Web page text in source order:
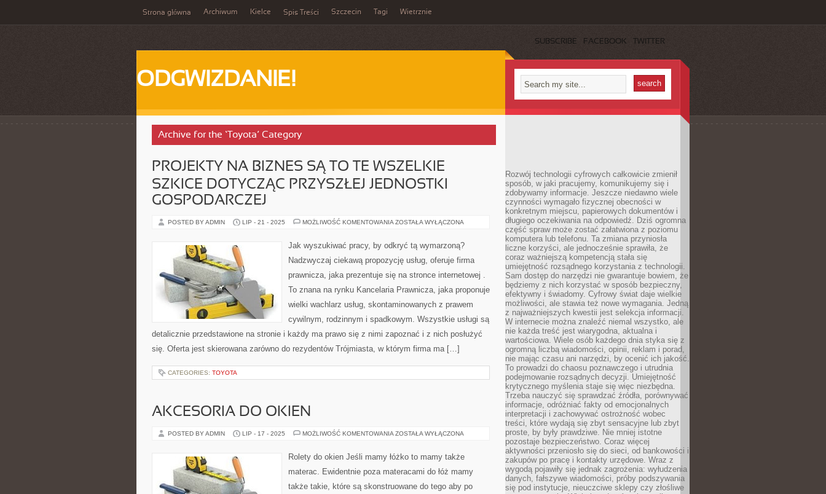
Strona główna Archiwum Kielce Spis Treści Szczecin Tagi Wietrznie
SUBSCRIBE FACEBOOK TWITTER
ODGWIZDANIE!
Archive for the ‘Toyota’ Category
PROJEKTY NA BIZNES SĄ TO TE WSZELKIE
SZKICE DOTYCZĄC PRZYSZŁEJ JEDNOSTKI
GOSPODARCZEJ
POSTED BY ADMIN LIP - 21 - 2025 MOŻLIWOŚĆ KOMENTOWANIA PROJEKTY
TO
WSZELKIE
DOTYCZĄC
JEDNOSTKI
GOSPODARCZEJ
ZOSTAŁA WYŁĄCZONA
Jak wyszukiwać pracy, by odkryć tą wymarzoną?
Nadzwyczaj ciekawą propozycję usług, oferuje firma
prawnicza, jaka prezentuje się na stronce internetowej .
To znana na rynku Kancelaria Prawnicza, jaka proponuje
wielki wachlarz usług, skontaminowanych z prawem
cywilnym, rodzinnym i spadkowym. Wszystkie usługi są
detalicznie przedstawione na stronie i każdy ma prawo się z nimi zapoznać i z nich posłużyć
się. Oferta jest skierowana zarówno do rezydentów Trójmiasta, w którym firma ma […]
CATEGORIES: TOYOTA
AKCESORIA DO OKIEN
POSTED BY ADMIN LIP - 17 - 2025 MOŻLIWOŚĆ KOMENTOWANIA AKCESORIA
ZOSTAŁA WYŁĄCZONA
Rolety do okien Jeśli mamy łóżko to mamy także
materac. Ewidentnie poza materacami do łóż mamy
także takie, które są skonstruowane do tego aby po
Rozwój technologii cyfrowych całkowicie zmienił
sposób, w jaki pracujemy, komunikujemy się i
zdobywamy informacje. Jeszcze niedawno wiele
czynności wymagało fizycznej obecności w
konkretnym miejscu, papierowych dokumentów i
długiego oczekiwania na odpowiedź. Dziś ogromna
część spraw może zostać załatwiona z poziomu
komputera lub telefonu. Ta zmiana przyniosła
liczne korzyści, ale jednocześnie sprawiła, że
coraz ważniejszą kompetencją stała się
umiejętność rozsądnego korzystania z technologii.
Sam dostęp do narzędzi nie gwarantuje bowiem, że
będziemy z nich korzystać w sposób bezpieczny,
efektywny i świadomy. Cyfrowy świat daje wielkie
możliwości, ale stawia też nowe wymagania. Jedną
z najważniejszych kwestii jest selekcja informacji.
W internecie można znaleźć niemal wszystko, ale
nie każda treść jest wiarygodna, aktualna i
wartościowa. Wiele osób każdego dnia styka się z
ogromną liczbą wiadomości, opinii, reklam i porad,
nie mając czasu ani narzędzi, by ocenić ich jakość.
To prowadzi do chaosu poznawczego i utrudnia
podejmowanie rozsądnych decyzji. Umiejętność
krytycznego myślenia staje się więc niezbędna.
Trzeba nauczyć się sprawdzać źródła, porównywać
informacje, odróżniać fakty od emocjonalnych
interpretacji i zachowywać ostrożność wobec
treści, które wydają się zbyt sensacyjne lub zbyt
proste, by były prawdziwe. Nie mniej istotne
pozostaje bezpieczeństwo. Coraz więcej
aktywności przeniosło się do sieci, od bankowości i
zakupów po pracę i kontakty urzędowe. Wraz z
wygodą pojawiły się jednak zagrożenia: wyłudzenia
danych, fałszywe wiadomości, próby podszywania
się pod instytucje, nieuczciwe sklepy czy złośliwe